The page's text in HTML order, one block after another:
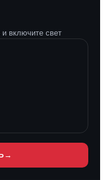
включите свет
→